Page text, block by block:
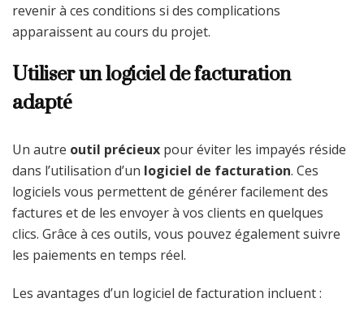
revenir à ces conditions si des complications
apparaissent au cours du projet.
Utiliser un logiciel de facturation
adapté
Un autre outil précieux pour éviter les impayés réside
dans l’utilisation d’un logiciel de facturation. Ces
logiciels vous permettent de générer facilement des
factures et de les envoyer à vos clients en quelques
clics. Grâce à ces outils, vous pouvez également suivre
les paiements en temps réel.
Les avantages d’un logiciel de facturation incluent :